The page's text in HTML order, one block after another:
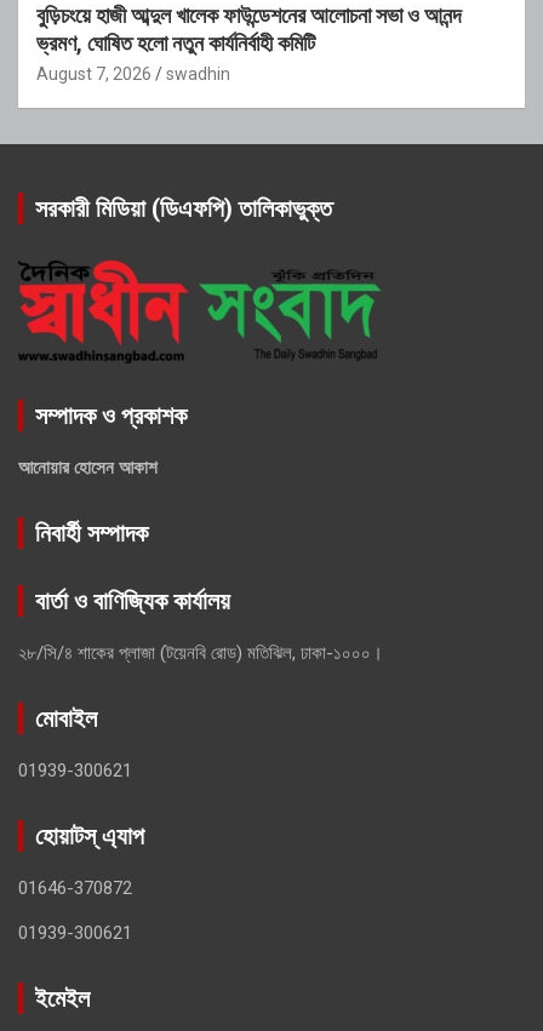
বুড়িচংয়ে হাজী আব্দুল খালেক ফাউন্ডেশনের আলোচনা সভা ও আনন্দ
ভ্রমণ, ঘোষিত হলো নতুন কার্যনির্বাহী কমিটি
August 7, 2026 swadhin
সরকারী মিডিয়া (ডিএফপি) তালিকাভুক্ত
সম্পাদক ও প্রকাশক
আনোয়ার হোসেন আকাশ
নিবার্হী সম্পাদক
বার্তা ও বাণিজ্যিক কার্যালয়
২৮/সি/৪ শাকের প্লাজা (টয়েনবি রোড) মতিঝিল, ঢাকা-১০০০।
মোবাইল
01939-300621
হোয়াটস্ এ্যাপ
01646-370872
01939-300621
ইমেইল